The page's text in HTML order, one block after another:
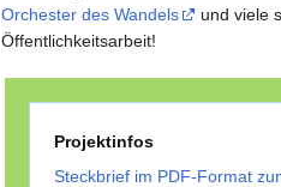
Orchester des Wandels
und viele
Öffentlichkeitsarbeit!
Projektinfos
Steckbrief im PDF-Format